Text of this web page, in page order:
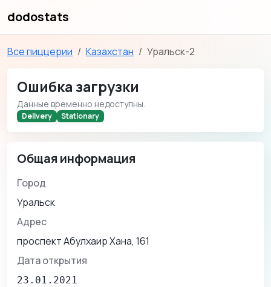
dodostats
Все пиццерии Казахстан Уральск-2
Ошибка загрузки
Данные временно недоступны.
Delivery Stationary
Общая информация
Город
Уральск
Адрес
проспект Абулхаир Хана, 161
Дата открытия
23.01.2021